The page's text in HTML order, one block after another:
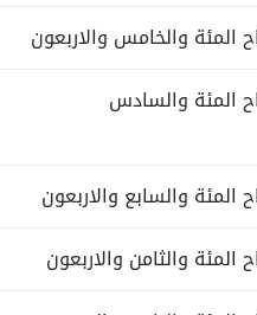
المئة والسادس